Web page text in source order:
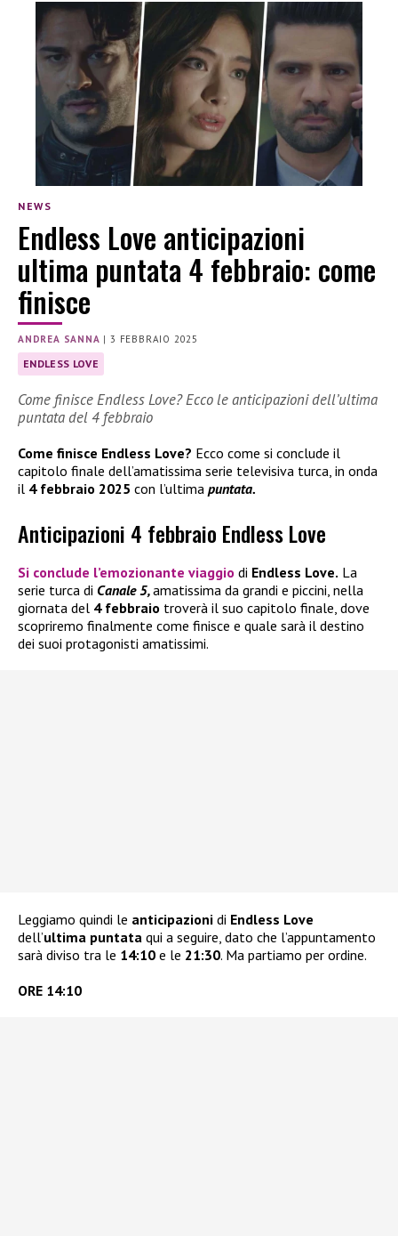
NEWS
Endless Love anticipazioni
ultima puntata 4 febbraio: come
finisce
ANDREA SANNA |3 FEBBRAIO 2025
ENDLESS LOVE
Come finisce Endless Love? Ecco le anticipazioni dell’ultima
puntata del 4 febbraio
Come finisce Endless Love? Ecco come si conclude il
capitolo finale dell’amatissima serie televisiva turca, in onda
il 4 febbraio 2025 con l’ultima puntata.
Anticipazioni 4 febbraio Endless Love
Si conclude l’emozionante viaggio di Endless Love. La
serie turca di Canale 5,amatissima da grandi e piccini, nella
giornata del 4 febbraio troverà il suo capitolo finale, dove
scopriremo finalmente come finisce e quale sarà il destino
dei suoi protagonisti amatissimi.
Leggiamo quindi le anticipazioni di Endless Love
dell’ultima puntata qui a seguire, dato che l’appuntamento
sarà diviso tra le 14:10 e le 21:30. Ma partiamo per ordine.
ORE 14:10